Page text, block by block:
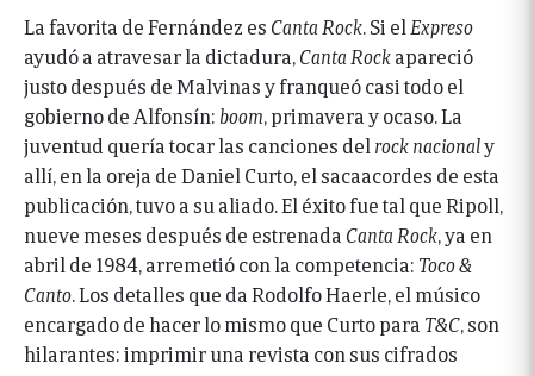
La favorita de Fernández es Canta Rock . Si el Expreso
ayudó a atravesar la dictadura, Canta Rockapareció
justo después de Malvinas y franqueó casi todo el
gobierno de Alfonsín: boom , primavera y ocaso. La
juventud quería tocar las canciones del rock nacionaly
allí, en la oreja de Daniel Curto, el sacaacordes de esta
publicación, tuvo a su aliado. El éxito fue tal que Ripoll,
nueve meses después de estrenada Canta Rock , ya en
abril de 1984, arremetió con la competencia: Toco &
Canto . Los detalles que da Rodolfo Haerle, el músico
encargado de hacer lo mismo que Curto para T&C , son
hilarantes: imprimir una revista con sus cifrados